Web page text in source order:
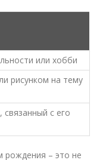
или хобби
рисунком на тему
с его
рождения – это не